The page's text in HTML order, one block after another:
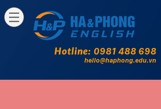
Hotline: 0981 488 698
hello@haphong.edu.vn